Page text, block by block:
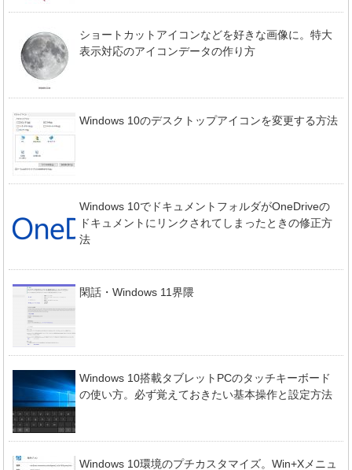
ショートカットアイコンなどを好きな画像に。特大
表示対応のアイコンデータの作り方
Windows 10のデスクトップアイコンを変更する方法
Windows 10でドキュメントフォルダがOneDriveの
ドキュメントにリンクされてしまったときの修正方
法
閑話・Windows 11界隈
Windows 10搭載タブレットPCのタッチキーボード
の使い方。必ず覚えておきたい基本操作と設定方法
Windows 10環境のプチカスタマイズ。Win+Xメニュ